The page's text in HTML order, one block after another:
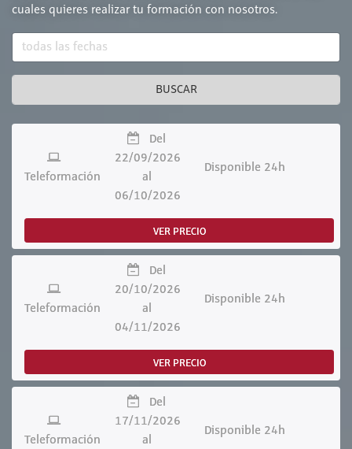
cuales quieres realizar tu formación con nosotros.
BUSCAR
Teleformación
Del
22/09/2026
al
06/10/2026
Disponible 24h
VER PRECIO
Teleformación
Del
20/10/2026
al
04/11/2026
Disponible 24h
VER PRECIO
Teleformación
Del
17/11/2026
al
Disponible 24h